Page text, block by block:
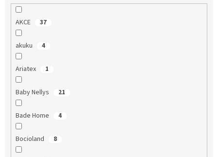
AKCE 37
akuku 4
Ariatex 1
Baby Nellys 21
Bade Home 4
Bocioland 8